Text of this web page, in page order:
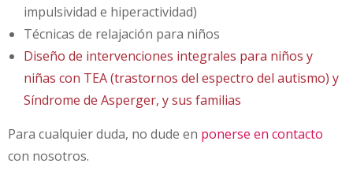
impulsividad e hiperactividad)
Técnicas de relajación para niños
Diseño de intervenciones integrales para niños y
niñas con TEA (trastornos del espectro del autismo) y
Síndrome de Asperger, y sus familias
Para cualquier duda, no dude en ponerse en contacto
con nosotros.